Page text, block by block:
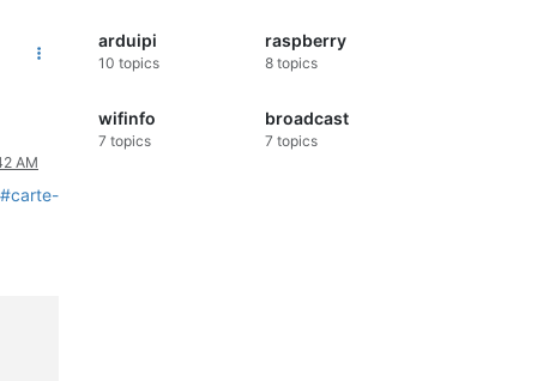
AM
arduipi
10 topics
raspberry
8topics
wifinfo
7 topics
broadcast
7 topics